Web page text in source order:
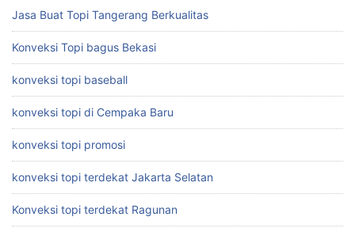
Jasa Buat Topi Tangerang Berkualitas
Konveksi Topi bagus Bekasi
konveksi topi baseball
konveksi topi di Cempaka Baru
konveksi topi promosi
konveksi topi terdekat Jakarta Selatan
Konveksi topi terdekat Ragunan